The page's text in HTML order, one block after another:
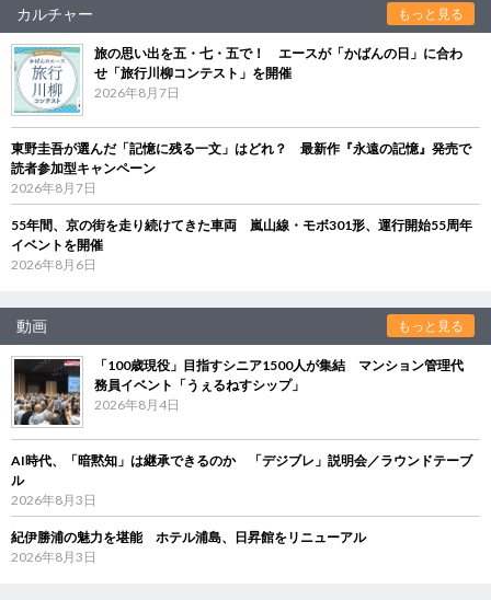
カルチャー もっと見る
旅の思い出を五・七・五で！ エースが「かばんの日」に合わ
せ「旅行川柳コンテスト」を開催
2026年8月7日
東野圭吾が選んだ「記憶に残る一文」はどれ？ 最新作『永遠の記憶』発売で
読者参加型キャンペーン
2026年8月7日
55年間、京の街を走り続けてきた車両 嵐山線・モボ301形、運行開始55周年
イベントを開催
2026年8月6日
動画 もっと見る
「100歳現役」目指すシニア1500人が集結 マンション管理代
務員イベント「うぇるねすシップ」
2026年8月4日
AI時代、「暗黙知」は継承できるのか 「デジブレ」説明会／ラウンドテーブ
ル
2026年8月3日
紀伊勝浦の魅力を堪能 ホテル浦島、日昇館をリニューアル
2026年8月3日